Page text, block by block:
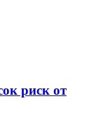
риск от